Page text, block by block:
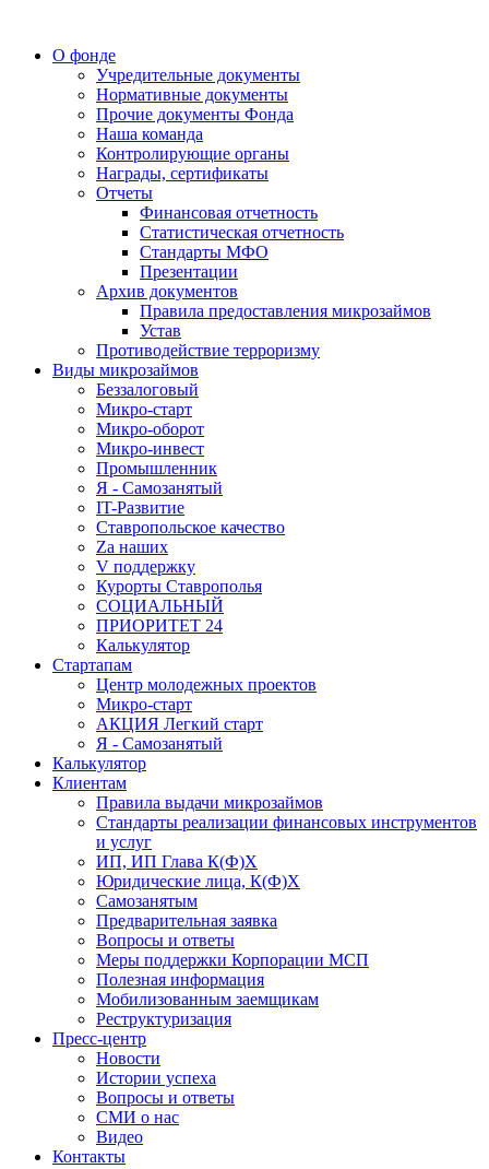
О фонде
Учредительные документы
Нормативные документы
Прочие документы Фонда
Наша команда
Контролирующие органы
Награды, сертификаты
Отчеты
Финансовая отчетность
Статистическая отчетность
Стандарты МФО
Презентации
Архив документов
Правила предоставления микрозаймов
Устав
Противодействие терроризму
Виды микрозаймов
Беззалоговый
Микро-старт
Микро-оборот
Микро-инвест
Промышленник
Я - Самозанятый
IT-Развитие
Ставропольское качество
Za наших
V поддержку
Курорты Ставрополья
СОЦИАЛЬНЫЙ
ПРИОРИТЕТ 24
Калькулятор
Стартапам
Центр молодежных проектов
Микро-старт
АКЦИЯ Легкий старт
Я - Самозанятый
Калькулятор
Клиентам
Правила выдачи микрозаймов
Стандарты реализации финансовых инструментов
и услуг
ИП, ИП Глава К(Ф)Х
Юридические лица, К(Ф)Х
Самозанятым
Предварительная заявка
Вопросы и ответы
Меры поддержки Корпорации МСП
Полезная информация
Мобилизованным заемщикам
Реструктуризация
Пресс-центр
Новости
Истории успеха
Вопросы и ответы
СМИ о нас
Видео
Контакты